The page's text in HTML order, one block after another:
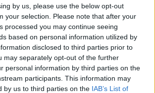
by us, please use the below opt-out
your selection. Please note that after your
processed you may continue seeing
based on personal information utilized by
disclosed to third parties prior to
may separately opt-out of the further
personal information by third parties on the
participants. This information may
by us to third parties on the IAB’s List of